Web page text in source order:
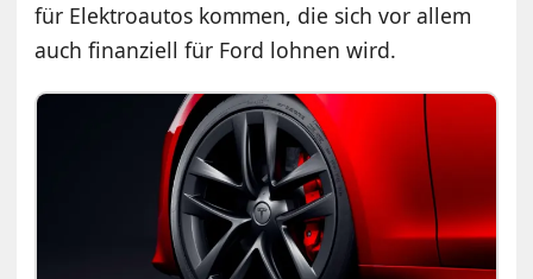
für Elektroautos kommen, die sich vor allem
auch finanziell für Ford lohnen wird.